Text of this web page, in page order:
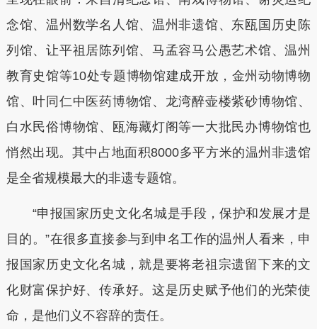
念馆、温州数学名人馆、温州非遗馆、东瓯国历史陈
列馆、让平祖居陈列馆、马孟容马公愚艺术馆、温州
教育史馆等10处专题博物馆建成开放，金州动物博物
馆、叶同仁中医药博物馆、龙湾醉壶楼紫砂博物馆、
白水民俗博物馆、瓯海藏灯阁等一大批民办博物馆也
悄然出现。其中占地面积8000多平方米的温州非遗馆
是全省规模最大的非遗专题馆。
“申报国家历史文化名城是手段，保护和发展才是
目的。”在很多直接参与到申名工作的温州人看来，申
报国家历史文化名城，就是要将老祖宗遗留下来的文
化财富保护好、传承好。这是历史赋予他们的光荣使
命，是他们义不容辞的责任。